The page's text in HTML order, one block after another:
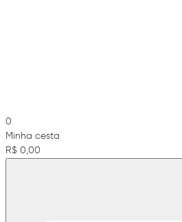
0
Minha cesta
R$ 0,00